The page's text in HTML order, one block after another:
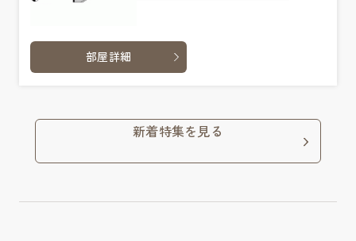
部屋詳細
新着特集を見る